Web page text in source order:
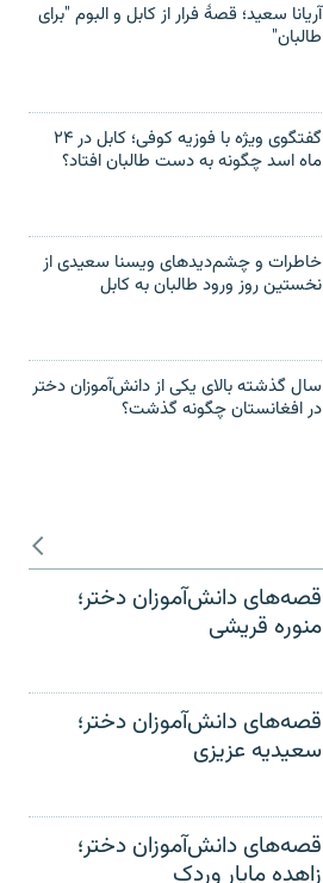
آریانا سعید؛ قصۀ فرار از کابل و البوم "برای
طالبان"
گفتگوی ویژه با فوزیه کوفی؛ کابل در ۲۴
ماه اسد چگونه به دست طالبان افتاد؟
خاطرات و چشم‌دید‌های ویسنا سعیدی از
نخستین روز ورود طالبان به کابل
سال گذشته بالای یکی از دانش‌آموزان دختر
در افغانستان چگونه گذشت؟
قصه‌های دانش‌آموزان دختر؛
منوره قریشی
قصه‌های دانش‌آموزان دختر؛
سعیدیه عزیزی
قصه‌های دانش‌آموزان دختر؛
زاهده مایار وردک